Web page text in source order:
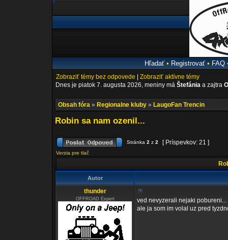
Hľadať• Registrovať• FAQ
Zobraziť témy bez odpovede
Zobraziť aktívne témy
Dnes je piatok 7. augusta 2026, meniny má Štefánia a zajtra
Obsah fóra » Regionalne kluby » LaugoFan Trencin
Robin sa nam ozenil...
Stránka 2 z 2 [ Príspevkov: 21 ]
Verzia pre tlač
Autor
thunder
OFFROAD Expert
ved nevyzerali nejaki pobureni...
ale ja som im volal uz pred